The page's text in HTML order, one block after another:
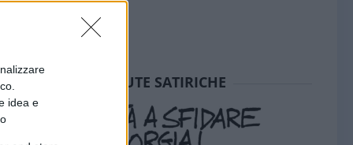
idea e
SEDUTE SATIRICHE